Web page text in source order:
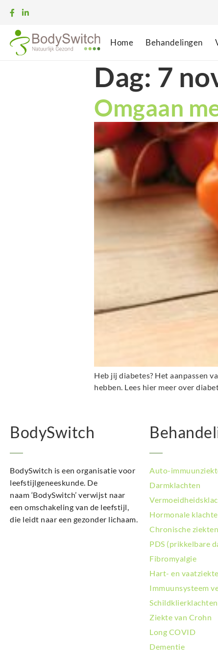
Home Behandelingen
Dag: 7
Omgaan
Heb jij diabetes? Het aanpassen
hebben. Lees hier meer over
BodySwitch
BodySwitch is een organisatie voor
leefstijlgeneeskunde. De
naam ‘BodySwitch’ verwijst naar
een omschakeling van de leefstijl,
die leidt naar een gezonder lichaam.
Auto-
Darmklachten
Hormonale
Chronische ziekten
PDS (prikkelbare
Fibromyalgie
Hart- en
Immuunsysteem
Schildklierklachten
Ziekte van Crohn
Long COVID
Dementie